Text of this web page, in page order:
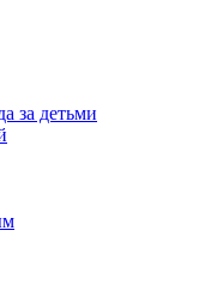
за детьми